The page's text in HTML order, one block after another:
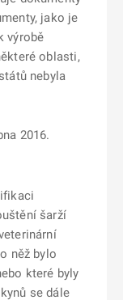
jako je
výrobě
oblasti,
nebyla
2016.
šarží
něž bylo
které byly
se dále